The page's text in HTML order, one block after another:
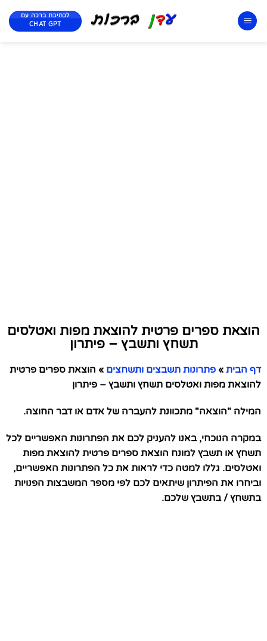
לכתיבת ברכה עם
CHAT GPT
הוצאת ספרים פרטית להוצאת מפות ואטלסים
תשחץ ותשבץ – פיתרון
דף הבית » פתרונות תשבצים ותשחצים » הוצאת ספרים פרטית
להוצאת מפות ואטלסים תשחץ ותשבץ – פיתרון
המילה "הוצאה" מתכוונת להעברה של אדם או דבר החוצה.
במקרה הנוכחי, באנו להעניק לכם את הפתרונות האפשריים לכל
תשחץ או תשבץ למונח הוצאת ספרים פרטית להוצאת מפות
ואטלסים. גללו למטה כדי לראות את כל הפתרונות האפשריים,
וביחרו את הפיתרון שיתאים לכם לפי מספר המשבצות הפנויות
בתשחץ / בתשבץ שלכם.